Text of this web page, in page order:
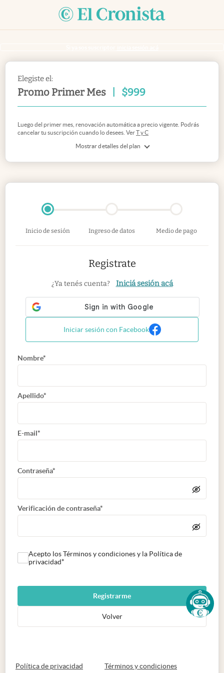
Elegiste el:
Promo Primer Mes $999
Mostrar detalles del plan
Luego del primer mes, renovación automática a precio vigente. Podrás
cancelar tu suscripción cuando lo desees. VerT y C
Inicio de sesión Ingreso de datos Medio de pago
Registrate
¿Ya tenés cuenta? Iniciá sesión acá
Iniciar sesión con Facebook
Nombre*
Apellido*
E-mail*
Contraseña*
Verificación de contraseña*
Acepto los Términos y condiciones y la Política de
privacidad*
Registrarme
Volver
Política de privacidad abre en nueva pestaña
Términos y condicionesabre en nueva